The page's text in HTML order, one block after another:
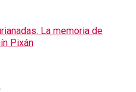
La memoria de
Pixán